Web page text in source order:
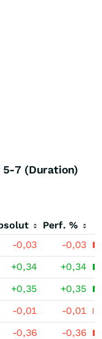
5-7 (Duration)
Perf. %
-0,03
-0,03
+0,34
+0,34
+0,35
+0,35
-0,01
-0,01
-0,36
-0,36